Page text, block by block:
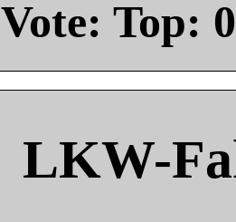
Vote: Top: 0
LKW-